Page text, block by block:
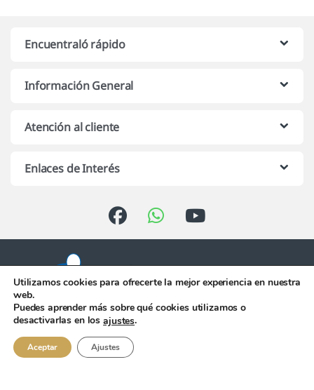
Encuentraló rápido
Información General
Atención al cliente
Enlaces de Interés
Atención telefónica de 10:00 h.
956 344 058
Utilizamos cookies para ofrecerte la mejor experiencia en nuestra
web.
Puedes aprender más sobre qué cookies utilizamos o
desactivarlas en losajustes.
Aceptar Ajustes